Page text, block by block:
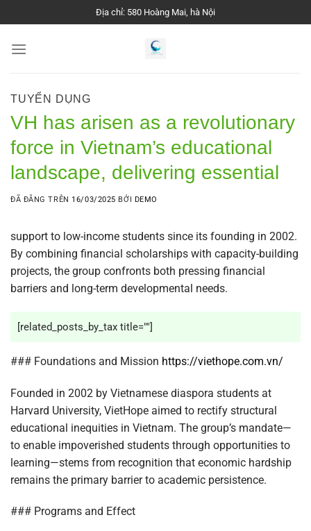
đến
nội
Địa chỉ: 580 Hoàng Mai, hà Nội
TUYỂN DỤNG
VH has arisen as a revolutionary
force in Vietnam’s educational
landscape, delivering essential
ĐÃ ĐĂNG TRÊN 16/03/2025 BỞI DEMO
support to low-income students since its founding in 2002.
By combining financial scholarships with capacity-building
projects, the group confronts both pressing financial
barriers and long-term developmental needs.
[related_posts_by_tax title=""]
### Foundations and Mission https://viethope.com.vn/
Founded in 2002 by Vietnamese diaspora students at
Harvard University, VietHope aimed to rectify structural
educational inequities in Vietnam. The group’s mandate—
to enable impoverished students through opportunities to
learning—stems from recognition that economic hardship
remains the primary barrier to academic persistence.
### Programs and Effect